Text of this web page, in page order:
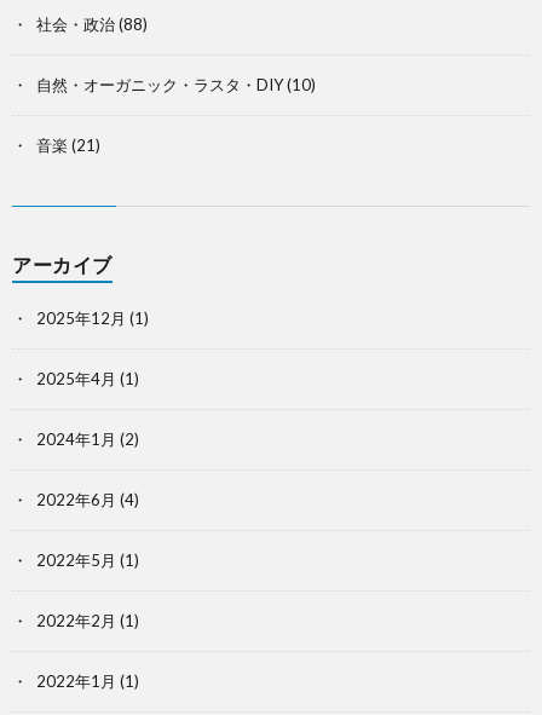
社会・政治(88)
自然・オーガニック・ラスタ・DIY(10)
音楽 (21)
アーカイブ
2025年12月 (1)
2025年4月 (1)
2024年1月 (2)
2022年6月 (4)
2022年5月 (1)
2022年2月 (1)
2022年1月 (1)